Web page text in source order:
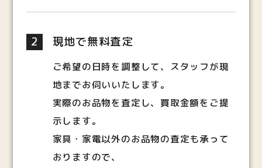
2 現地で無料査定
ご希望の日時を調整して、スタッフが現
地までお伺いいたします。
実際のお品物を査定し、買取金額をご提
示します。
家具・家電以外のお品物の査定も承って
おりますので、